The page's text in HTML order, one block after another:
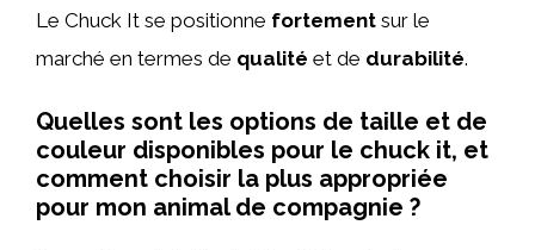
Le Chuck It se positionne fortement sur le
marché en termes de qualité et de durabilité.
Quelles sont les options de taille et de
couleur disponibles pour le chuck it, et
comment choisir la plus appropriée
pour mon animal de compagnie ?